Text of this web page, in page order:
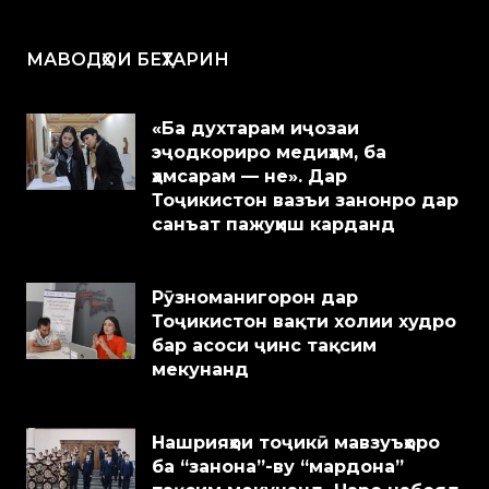
МАВОДҲОИ БЕҲТАРИН
«Ба духтарам иҷозаи
эҷодкориро медиҳам, ба
ҳамсарам — не». Дар
Тоҷикистон вазъи занонро дар
санъат пажуҳиш карданд
Рӯзноманигорон дар
Тоҷикистон вақти холии худро
бар асоси ҷинс тақсим
мекунанд
Нашрияҳои тоҷикӣ мавзуъҳоро
ба “занона”-ву “мардона”